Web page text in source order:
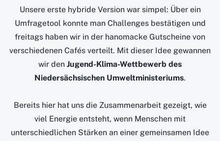
Unsere erste hybride Version war simpel: Über ein
Umfragetool konnte man Challenges bestätigen und
freitags haben wir in der hanomacke Gutscheine von
verschiedenen Cafés verteilt. Mit dieser Idee gewannen
wir den Jugend-Klima-Wettbewerb des
Niedersächsischen Umweltministeriums.
Bereits hier hat uns die Zusammenarbeit gezeigt, wie
viel Energie entsteht, wenn Menschen mit
unterschiedlichen Stärken an einer gemeinsamen Idee